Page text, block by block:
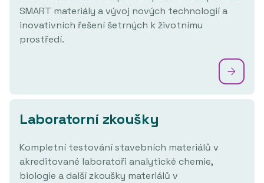
SMART materiály a vývoj nových technologií a
inovativních řešení šetrných k životnímu
prostředí.
Laboratorní zkoušky
Kompletní testování stavebních materiálů v
akreditované laboratoři analytické chemie,
biologie a další zkoušky materiálů v